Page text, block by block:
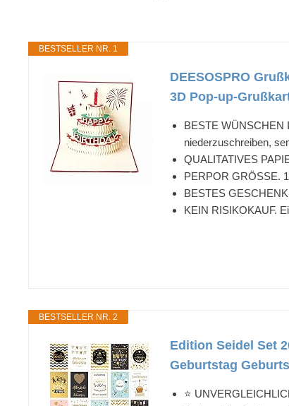
BESTSELLER NR. 1
DEESOSPRO
3D Pop-up-
BESTE WÜNSCHEN
niederzuschreiben,
QUALITATIVES
PERPOR GRÖSSE.
BESTES
KEIN RISIKOKAUF.
BESTSELLER NR. 2
Edition Seidel Set
Geburtstag
⭐️